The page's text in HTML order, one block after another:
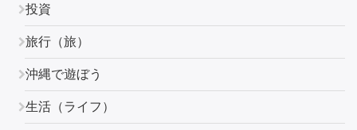
投資
旅行（旅）
沖縄で遊ぼう
生活（ライフ）